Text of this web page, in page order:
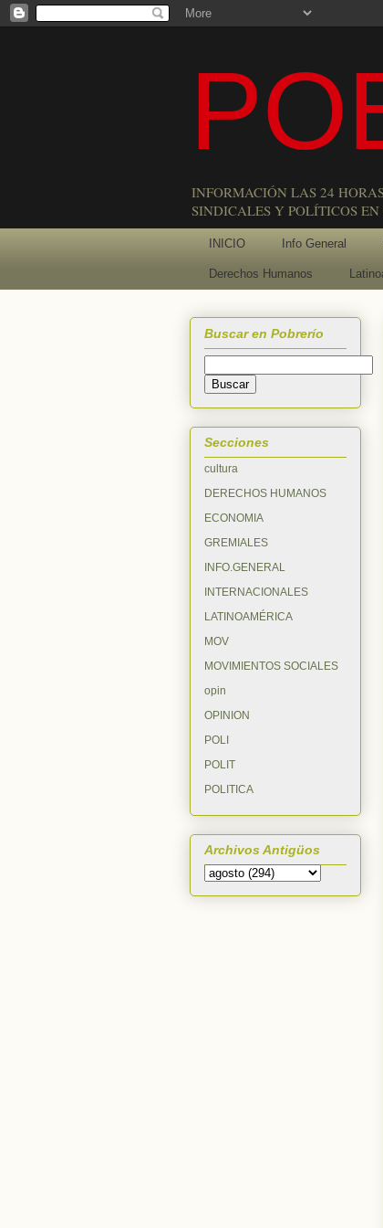
INFORMACIÓN LAS 24
SINDICALES Y POLÍTICOS
INICIO Info General
Derechos Humanos
Buscar en Pobrerío
Secciones
cultura
DERECHOS HUMANOS
ECONOMIA
GREMIALES
INFO.GENERAL
INTERNACIONALES
LATINOAMÉRICA
MOV
MOVIMIENTOS SOCIALES
opin
OPINION
POLI
POLIT
POLITICA
Archivos Antigüos